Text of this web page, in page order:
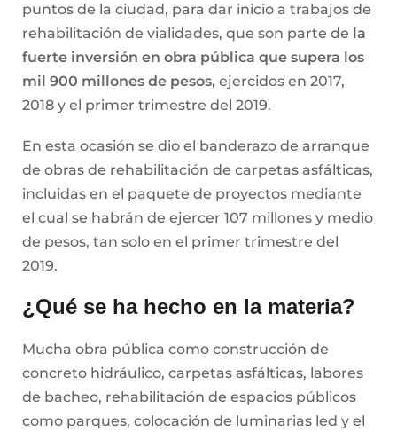
puntos de la ciudad, para dar inicio a trabajos de
rehabilitación de vialidades, que son parte de la
fuerte inversión en obra pública que supera los
mil 900 millones de pesos, ejercidos en 2017,
2018 y el primer trimestre del 2019.
En esta ocasión se dio el banderazo de arranque
de obras de rehabilitación de carpetas asfálticas,
incluidas en el paquete de proyectos mediante
el cual se habrán de ejercer 107 millones y medio
de pesos, tan solo en el primer trimestre del
2019.
¿Qué se ha hecho en la materia?
Mucha obra pública como construcción de
concreto hidráulico, carpetas asfálticas, labores
de bacheo, rehabilitación de espacios públicos
como parques, colocación de luminarias led y el